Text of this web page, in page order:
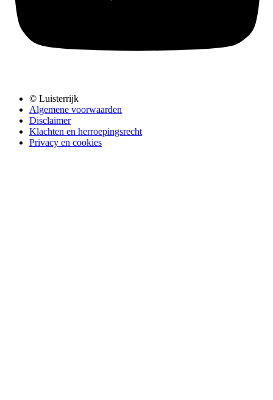
© Luisterrijk
Algemene voorwaarden
Disclaimer
Klachten en herroepingsrecht
Privacy en cookies